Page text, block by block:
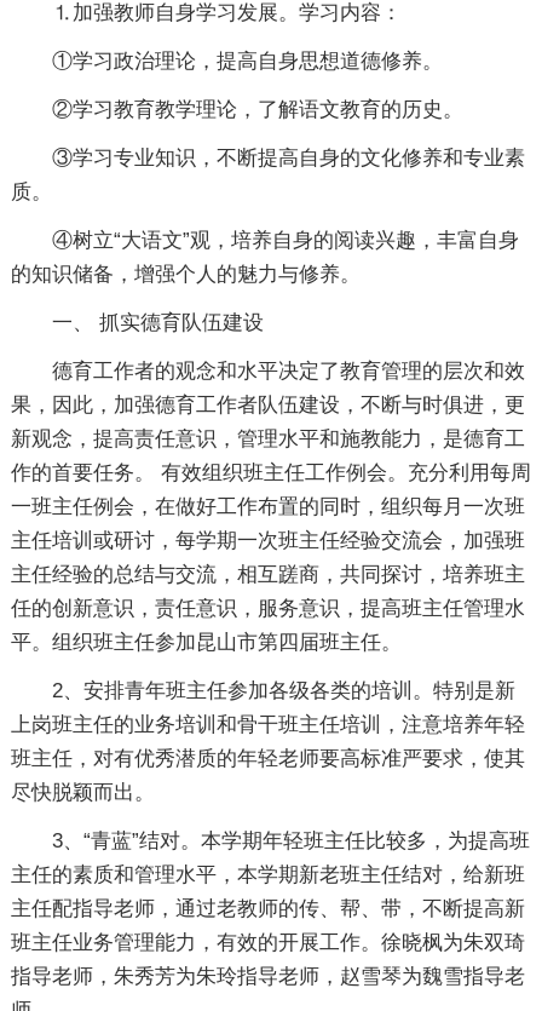
⒈加强教师自身学习发展。学习内容：
①学习政治理论，提高自身思想道德修养。
②学习教育教学理论，了解语文教育的历史。
③学习专业知识，不断提高自身的文化修养和专业素
质。
④树立“大语文”观，培养自身的阅读兴趣，丰富自身
的知识储备，增强个人的魅力与修养。
一、 抓实德育队伍建设
德育工作者的观念和水平决定了教育管理的层次和效
果，因此，加强德育工作者队伍建设，不断与时俱进，更
新观念，提高责任意识，管理水平和施教能力，是德育工
作的首要任务。 有效组织班主任工作例会。充分利用每周
一班主任例会，在做好工作布置的同时，组织每月一次班
主任培训或研讨，每学期一次班主任经验交流会，加强班
主任经验的总结与交流，相互蹉商，共同探讨，培养班主
任的创新意识，责任意识，服务意识，提高班主任管理水
平。组织班主任参加昆山市第四届班主任。
2、安排青年班主任参加各级各类的培训。特别是新
上岗班主任的业务培训和骨干班主任培训，注意培养年轻
班主任，对有优秀潜质的年轻老师要高标准严要求，使其
尽快脱颖而出。
3、“青蓝”结对。本学期年轻班主任比较多，为提高班
主任的素质和管理水平，本学期新老班主任结对，给新班
主任配指导老师，通过老教师的传、帮、带，不断提高新
班主任业务管理能力，有效的开展工作。徐晓枫为朱双琦
指导老师，朱秀芳为朱玲指导老师，赵雪琴为魏雪指导老